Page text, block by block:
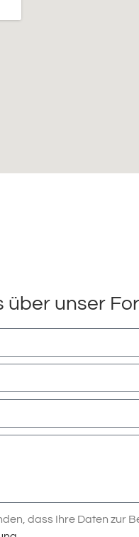
über unser
dass Ihre Daten zur